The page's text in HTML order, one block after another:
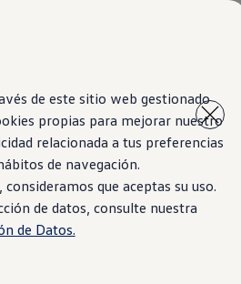
de este sitio web gestionado
propias para mejorar nuestro
relacionada a tus preferencias
de navegación.
que aceptas su uso.
de datos, consulte nuestra
de Datos.
para Prensa
campaign